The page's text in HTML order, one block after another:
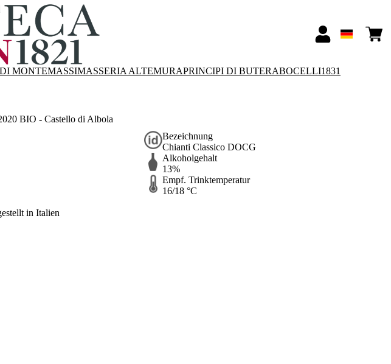
MONTEMASSIMASSERIA ALTEMURAPRINCIPI DI BUTERABOCELLI1831
BIO - Castello di Albola
Bezeichnung
Chianti Classico DOCG
Alkoholgehalt
13%
Empf. Trinktemperatur
16/18 °C
in Italien